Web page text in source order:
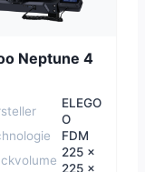
Neptune 4
ELEGO
O
FDM
225 x
225 x